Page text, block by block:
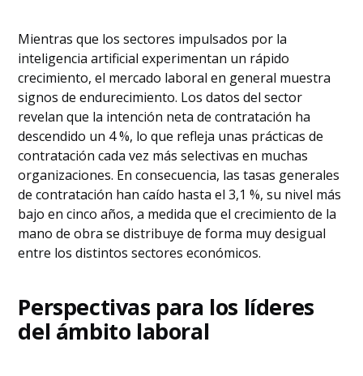
Mientras que los sectores impulsados por la
inteligencia artificial experimentan un rápido
crecimiento, el mercado laboral en general muestra
signos de endurecimiento. Los datos del sector
revelan que la intención neta de contratación ha
descendido un 4 %, lo que refleja unas prácticas de
contratación cada vez más selectivas en muchas
organizaciones. En consecuencia, las tasas generales
de contratación han caído hasta el 3,1 %, su nivel más
bajo en cinco años, a medida que el crecimiento de la
mano de obra se distribuye de forma muy desigual
entre los distintos sectores económicos.
Perspectivas para los líderes
del ámbito laboral